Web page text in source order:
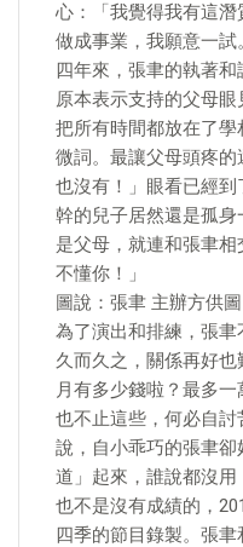
心：「我覺得我有這
做成事業，我願意一試
四年來，張聿的執著和
原本表示支持的父母
把所有時間都放在了
微詞。最讓父母頭疼
也沒有！」眼看已經
幹的兒子居然還是孤
是父母，就連和張聿
不懂你！」
圖說：張聿 主辦方供圖
為了演出和排練，張聿
久而久之，關係再好
月有多少錢啦？最多
也不止這些，何必自
說，自小乖巧的張聿
道」起來，誰說都沒用
也不是沒有成績的，
四季的節目錄製。張